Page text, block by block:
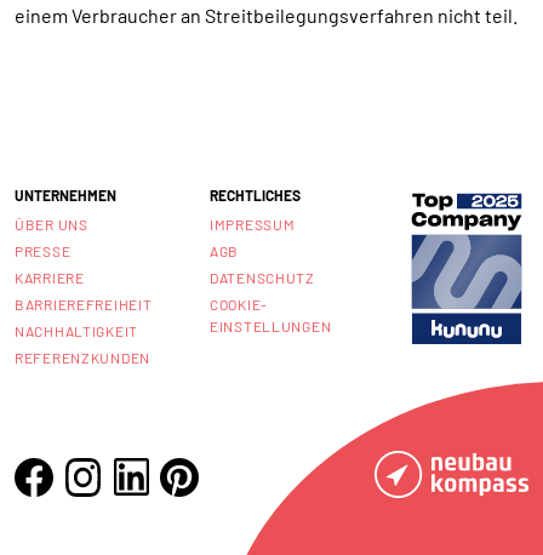
einem Verbraucher an Streitbeilegungsverfahren nicht teil.
UNTERNEHMEN
ÜBER UNS
PRESSE
KARRIERE
BARRIEREFREIHEIT
NACHHALTIGKEIT
REFERENZKUNDEN
RECHTLICHES
IMPRESSUM
AGB
DATENSCHUTZ
COOKIE-
EINSTELLUNGEN